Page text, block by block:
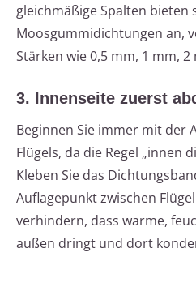
gleichmäßige Spalten bieten
Moosgummidichtungen an,
Stärken wie 0,5 mm, 1 mm,
3. Innenseite zuerst
Beginnen Sie immer mit der
Flügels, da die Regel „innen
Kleben Sie das
Auflagepunkt zwischen
verhindern, dass warme,
außen dringt und dort